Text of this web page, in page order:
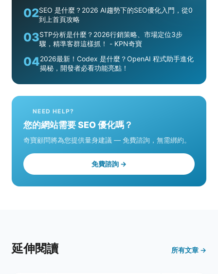
02SEO 是什麼？2026 AI趨勢下的SEO優化入門，從0
到上首頁攻略
03STP分析是什麼？2026行銷策略、市場定位3步
驟，精準客群這樣抓！ - KPN奇寶
042026最新！Codex 是什麼？OpenAI 程式助手進化
揭秘，開發者必看功能亮點！
NEED HELP?
您的網站需要 SEO 優化嗎？
奇寶顧問將為您提供量身建議 — 免費諮詢，無需綁約。
免費諮詢 →
延伸閱讀 所有文章 →